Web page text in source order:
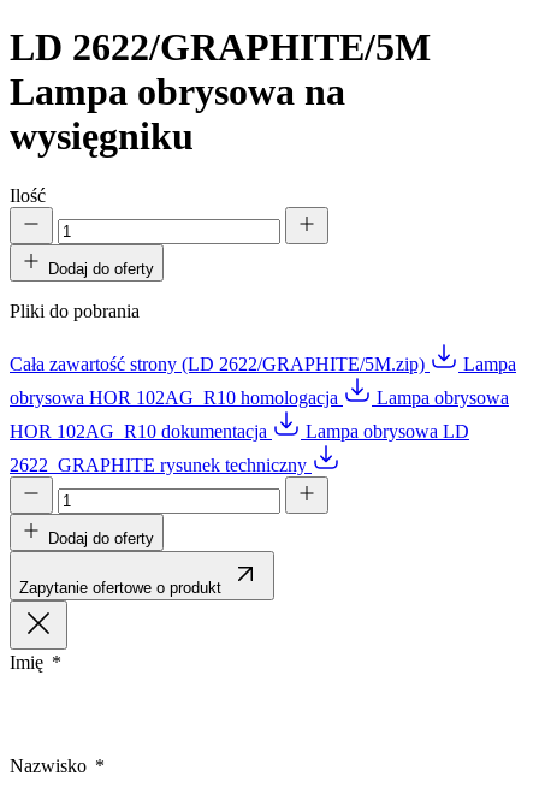
LD 2622/GRAPHITE/5M
Lampa obrysowa na
wysięgniku
Ilość
Dodaj do oferty
Pliki do pobrania
Cała zawartość strony (LD 2622/GRAPHITE/5M.zip)
Lampa
obrysowa HOR 102AG_R10 homologacja
Lampa obrysowa
HOR 102AG_R10 dokumentacja
Lampa obrysowa LD
2622_GRAPHITE rysunek techniczny
Dodaj do oferty
Zapytanie ofertowe o produkt
Imię
Nazwisko